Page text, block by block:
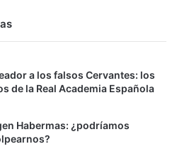
a los falsos Cervantes: los
de la Real Academia Española
Habermas: ¿podríamos